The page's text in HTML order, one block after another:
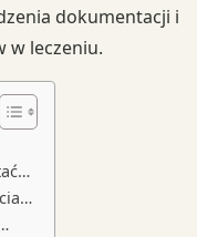
dokumentacji i
w leczeniu.